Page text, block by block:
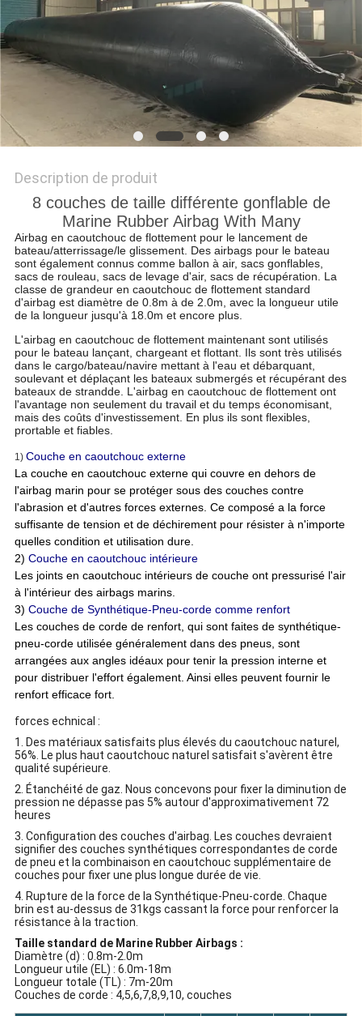
SITE
PRIVACY
POLICY
Description de produit
8 couches de taille différente gonflable de
Marine Rubber Airbag With Many
Airbag en caoutchouc de flottement pour le lancement de
bateau/atterrissage/le glissement. Des airbags pour le bateau
sont également connus comme ballon à air, sacs gonflables,
sacs de rouleau, sacs de levage d'air, sacs de récupération. La
classe de grandeur en caoutchouc de flottement standard
d'airbag est diamètre de 0.8m à de 2.0m, avec la longueur utile
de la longueur jusqu'à 18.0m et encore plus.
L'airbag en caoutchouc de flottement maintenant sont utilisés
pour le bateau lançant, chargeant et flottant. Ils sont très utilisés
dans le cargo/bateau/navire mettant à l'eau et débarquant,
soulevant et déplaçant les bateaux submergés et récupérant des
bateaux de strandde. L'airbag en caoutchouc de flottement ont
l'avantage non seulement du travail et du temps économisant,
mais des coûts d'investissement. En plus ils sont flexibles,
prortable et fiables.
1) Couche en caoutchouc externe
La couche en caoutchouc externe qui couvre en dehors de
l'airbag marin pour se protéger sous des couches contre
l'abrasion et d'autres forces externes. Ce composé a la force
suffisante de tension et de déchirement pour résister à n'importe
quelles condition et utilisation dure.
2) Couche en caoutchouc intérieure
Les joints en caoutchouc intérieurs de couche ont pressurisé l'air
à l'intérieur des airbags marins.
3) Couche de Synthétique-Pneu-corde comme renfort
Les couches de corde de renfort, qui sont faites de synthétique-
pneu-corde utilisée généralement dans des pneus, sont
arrangées aux angles idéaux pour tenir la pression interne et
pour distribuer l'effort également. Ainsi elles peuvent fournir le
renfort efficace fort.
forces echnical :
1. Des matériaux satisfaits plus élevés du caoutchouc naturel,
56%. Le plus haut caoutchouc naturel satisfait s'avèrent être
qualité supérieure.
2. Étanchéité de gaz. Nous concevons pour fixer la diminution de
pression ne dépasse pas 5% autour d'approximativement 72
heures
3. Configuration des couches d'airbag. Les couches devraient
signifier des couches synthétiques correspondantes de corde
de pneu et la combinaison en caoutchouc supplémentaire de
couches pour fixer une plus longue durée de vie.
4. Rupture de la force de la Synthétique-Pneu-corde. Chaque
brin est au-dessus de 31kgs cassant la force pour renforcer la
résistance à la traction.
Taille standard de Marine Rubber Airbags :
Diamètre (d) : 0.8m-2.0m
Longueur utile (EL) : 6.0m-18m
Longueur totale (TL) : 7m-20m
Couches de corde : 4,5,6,7,8,9,10, couches